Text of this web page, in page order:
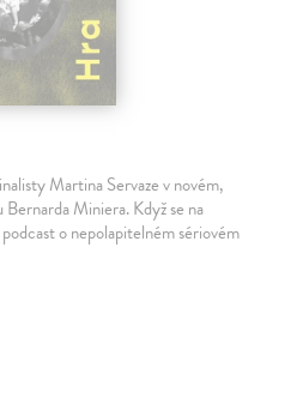
Martina Servaze v novém,
Miniera. Když se na
o nepolapitelném sériovém